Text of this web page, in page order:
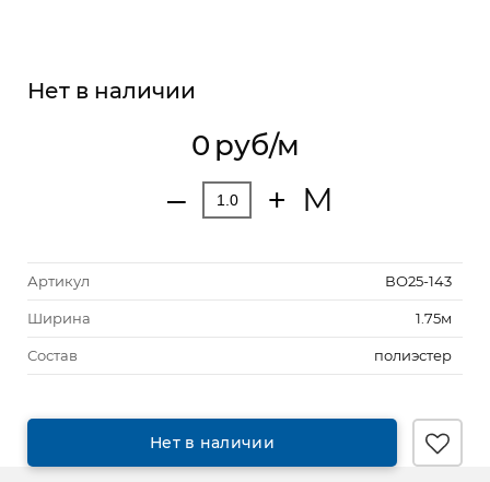
Нет в наличии
0 руб/м
‒ + М
Артикул ВО25-143
Ширина 1.75м
Состав полиэстер
Нет в наличии